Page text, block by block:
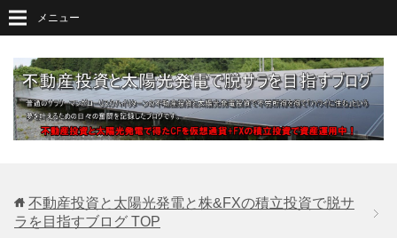
メニュー
不動産投資と太陽光発電と株&FXの積立投資で脱サ
ラを目指すブログ TOP